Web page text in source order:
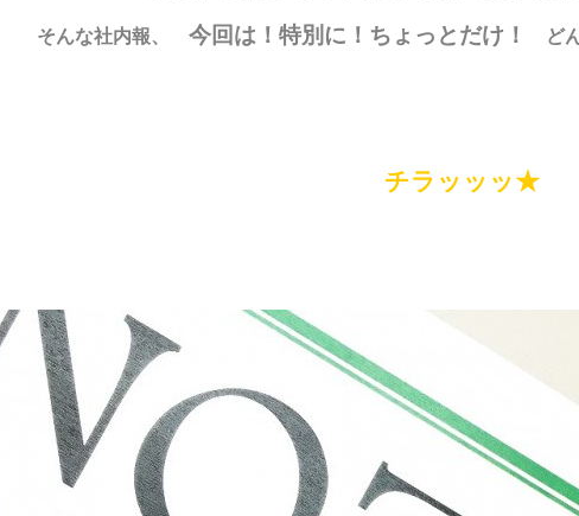
そんな社内報、 今回は！特別に！ちょっとだけ！ ど
チラッッッ★